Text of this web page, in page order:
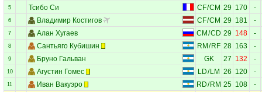
5 Тсибо Си CF/CM 29 170 -
6 Владимир Костигов CF/CM 29 181 -
7 Алан Хугаев CM /CD 29 148 -
8 Сантьяго Кубишин RM / RF 28 163 -
9 Бруно Гальван GK 27 132 -
10 Агустин Гомес LD/ LM 26 120 -
11 Иван Вакуэро RD/ RM 25 108 -